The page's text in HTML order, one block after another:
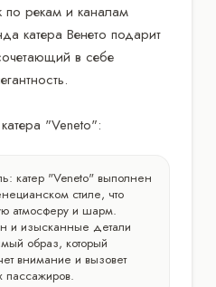
по рекам и каналам
катера Венето подарит
в себе
"Veneto":
катер "Veneto" выполнен
стиле, что
атмосферу и шарм.
и изысканные детали
образ, который
внимание и вызовет
пассажиров.